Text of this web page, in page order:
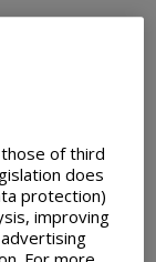
la
of third
does
protection)
improving